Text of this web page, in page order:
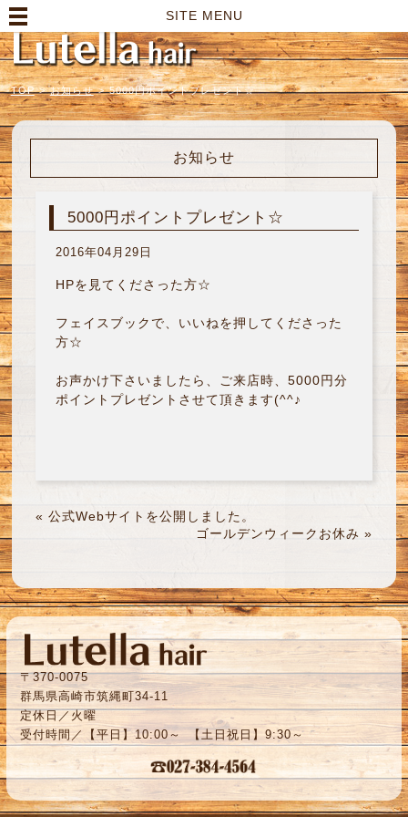
SITE MENU
TOP > お知らせ > 5000円ポイントプレゼント☆
お知らせ
5000円ポイントプレゼント☆
2016年04月29日
HPを見てくださった方☆
フェイスブックで、いいねを押してくださった
方☆
お声かけ下さいましたら、ご来店時、5000円分
ポイントプレゼントさせて頂きます(^^♪
« 公式Webサイトを公開しました。
ゴールデンウィークお休み »
〒370-0075
群馬県高崎市筑縄町34-11
定休日／火曜
受付時間／【平日】10:00～ 【土日祝日】9:30～